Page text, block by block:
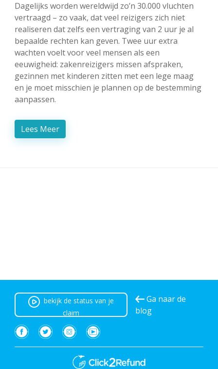
Dagelijks worden wereldwijd zo’n 30.000 vluchten
vertraagd – zo vaak, dat veel reizigers zich niet
realiseren dat zelfs een vertraging van 2 uur je al
bepaalde rechten kan geven. Twee uur extra
wachten voelt voor veel mensen als een
eeuwigheid: zakenreizigers missen afspraken,
gezinnen met kinderen zitten met een lege maag
en je moet misschien je plannen op de bestemming
aanpassen.
Lees Meer
claim
Ga naar de
blog